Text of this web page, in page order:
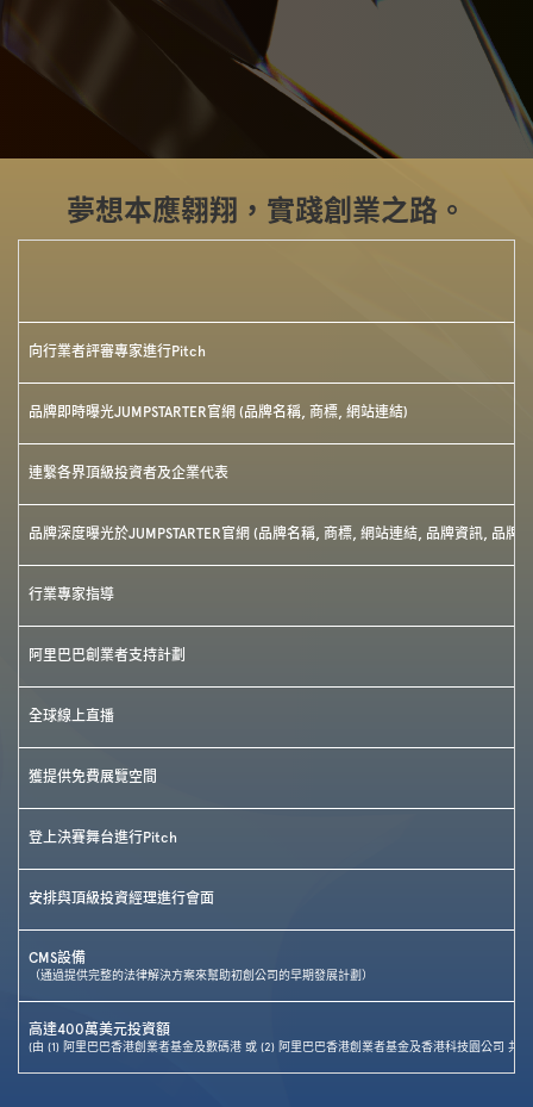
夢想本應翱翔，實踐創業之路。
向行業者評審專家進行Pitch
品牌即時曝光JUMPSTARTER官網 (品牌名稱, 商標, 網站連結)
連繫各界頂級投資者及企業代表
品牌深度曝光於JUMPSTARTER官網 (品牌名稱, 商標, 網站連結, 品牌資訊, 品牌
行業專家指導
阿里巴巴創業者支持計劃
全球線上直播
獲提供免費展覽空間
登上決賽舞台進行Pitch
安排與頂級投資經理進行會面
CMS設備
（通過提供完整的法律解決方案來幫助初創公司的早期發展計劃）
高達400萬美元投資額
(由 (1) 阿里巴巴香港創業者基金及數碼港 或 (2) 阿里巴巴香港創業者基金及香港科技園公司 共